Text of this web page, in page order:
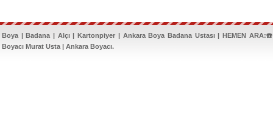
Boya | Badana | Alçı | Kartonpiyer | Ankara Boya Badana Ustası | HEMEN
Boyacı Murat Usta | Ankara Boyacı.